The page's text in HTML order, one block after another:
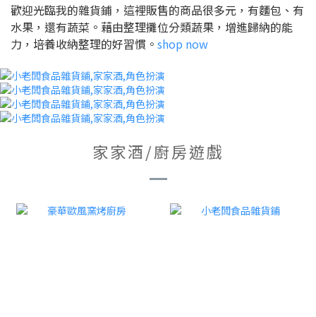
歡迎光臨我的雜貨鋪，這裡販售的商品很多元，有麵包、有
水果，還有蔬菜。藉由整理攤位分類蔬果，增進歸納的能
力，培養收納整理的好習慣。 shop now
家家酒/廚房遊戲